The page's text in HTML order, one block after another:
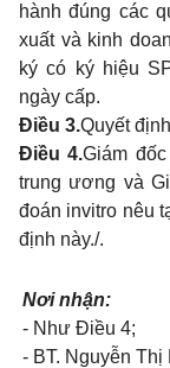
hành đúng các
xuất và kinh
ký có ký hiệu
ngày cấp.
Điều 3.Quyết
Điều 4.Giám
trung ương và
đoán invitro nêu
định này./.
Nơi nhận:
- Như Điều 4;
- BT. Nguyễn Thị